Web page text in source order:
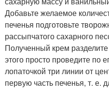
Добавьте желаемое
печенья подготовьте
рассыпчатого сахарного
Полученный крем
этого просто проведите по
лопаточкой три линии от
первую часть печенья, т. е.